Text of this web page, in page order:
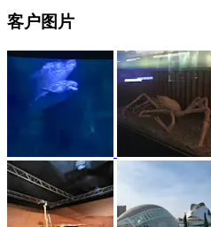
客户图片